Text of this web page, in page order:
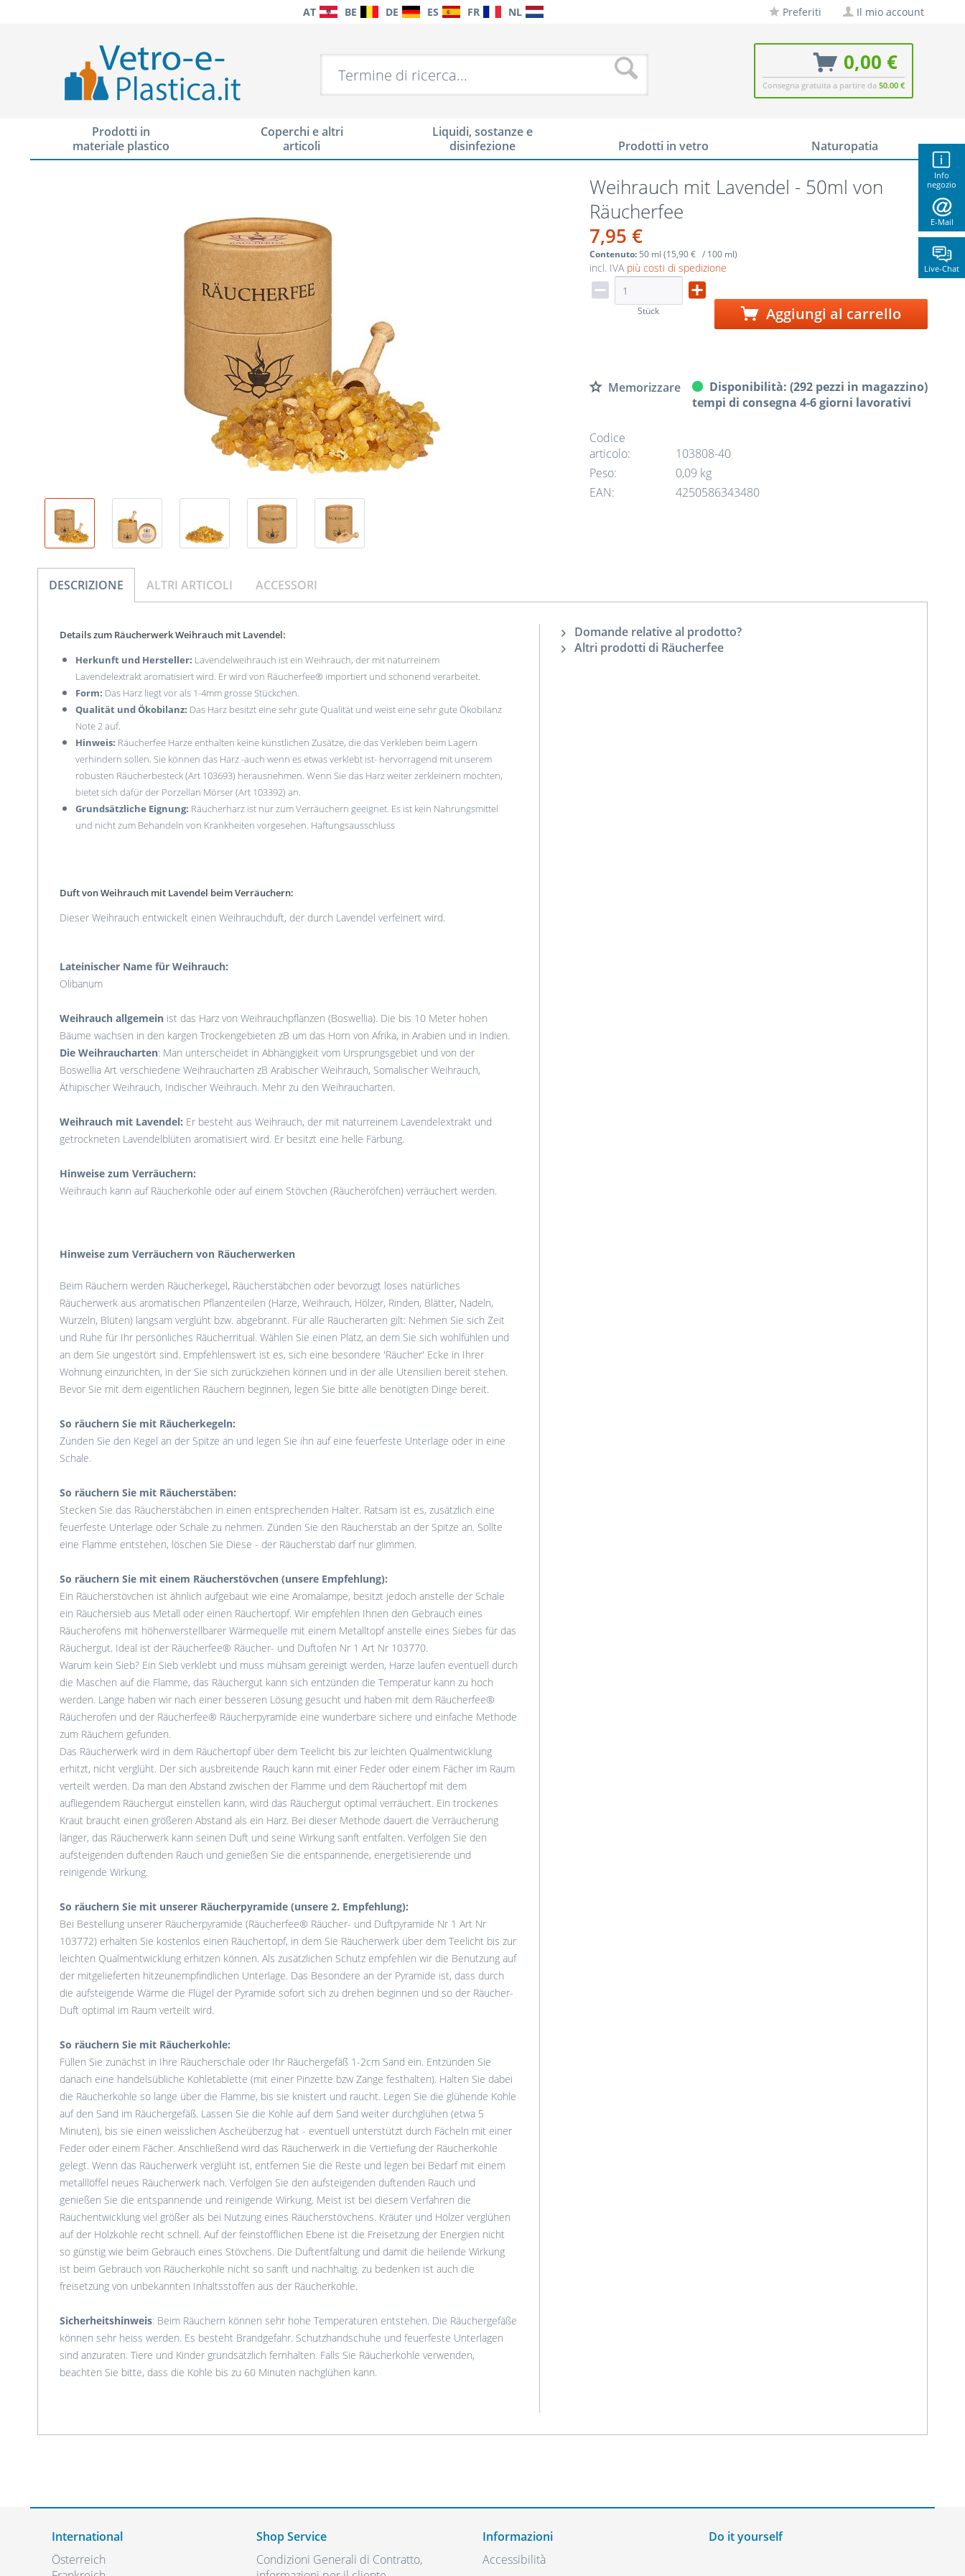
Info
negozio
E-Mail
Live-Chat
AT BE DE ES FR NL Preferiti Il mio account
0,00 €
Consegna gratuita a partire da 50.00 €
Prodotti in
materiale plastico
Coperchi e altri
articoli
Liquidi, sostanze e
disinfezione
Prodotti in vetro Naturopatia
Weihrauch mit Lavendel - 50ml von
Räucherfee
7,95 €
Contenuto: 50 ml (15,90 € / 100 ml)
incl. IVA più costi di spedizione
Stück Aggiungi al carrello
Memorizzare
Disponibilità: (292 pezzi in magazzino)
tempi di consegna 4-6 giorni lavorativi
Codice
articolo:
103808-40
Peso:
0,09 kg
EAN:
4250586343480
DESCRIZIONE ALTRI ARTICOLI ACCESSORI
Details zum Räucherwerk Weihrauch mit Lavendel:
Herkunft und Hersteller: Lavendelweihrauch ist ein Weihrauch, der mit naturreinem
Lavendelextrakt aromatisiert wird. Er wird von Räucherfee® importiert und schonend verarbeitet.
Form: Das Harz liegt vor als 1-4mm grosse Stückchen.
Qualität und Ökobilanz: Das Harz besitzt eine sehr gute Qualität und weist eine sehr gute Ökobilanz
Note 2 auf.
Hinweis: Räucherfee Harze enthalten keine künstlichen Zusätze, die das Verkleben beim Lagern
verhindern sollen. Sie können das Harz -auch wenn es etwas verklebt ist- hervorragend mit unserem
robusten Räucherbesteck (Art 103693) herausnehmen. Wenn Sie das Harz weiter zerkleinern möchten,
bietet sich dafür der Porzellan Mörser (Art 103392) an.
Grundsätzliche Eignung: Räucherharz ist nur zum Verräuchern geeignet. Es ist kein Nahrungsmittel
und nicht zum Behandeln von Krankheiten vorgesehen. Haftungsausschluss
Duft von Weihrauch mit Lavendel beim Verräuchern:
Dieser Weihrauch entwickelt einen Weihrauchduft, der durch Lavendel verfeinert wird.
Lateinischer Name für Weihrauch:
Olibanum
Weihrauch allgemein ist das Harz von Weihrauchpflanzen (Boswellia). Die bis 10 Meter hohen
Bäume wachsen in den kargen Trockengebieten zB um das Horn von Afrika, in Arabien und in Indien.
Die Weihraucharten: Man unterscheidet in Abhängigkeit vom Ursprungsgebiet und von der
Boswellia Art verschiedene Weihraucharten zB Arabischer Weihrauch, Somalischer Weihrauch,
Äthipischer Weihrauch, Indischer Weihrauch. Mehr zu den Weihraucharten.
Weihrauch mit Lavendel: Er besteht aus Weihrauch, der mit naturreinem Lavendelextrakt und
getrockneten Lavendelblüten aromatisiert wird. Er besitzt eine helle Färbung.
Hinweise zum Verräuchern:
Weihrauch kann auf Räucherkohle oder auf einem Stövchen (Räucheröfchen) verräuchert werden.
Hinweise zum Verräuchern von Räucherwerken
Beim Räuchern werden Räucherkegel, Räucherstäbchen oder bevorzugt loses natürliches
Räucherwerk aus aromatischen Pflanzenteilen (Harze, Weihrauch, Hölzer, Rinden, Blätter, Nadeln,
Wurzeln, Blüten) langsam verglüht bzw. abgebrannt. Für alle Räucherarten gilt: Nehmen Sie sich Zeit
und Ruhe für Ihr persönliches Räucherritual. Wählen Sie einen Platz, an dem Sie sich wohlfühlen und
an dem Sie ungestört sind. Empfehlenswert ist es, sich eine besondere 'Räucher' Ecke in Ihrer
Wohnung einzurichten, in der Sie sich zurückziehen können und in der alle Utensilien bereit stehen.
Bevor Sie mit dem eigentlichen Räuchern beginnen, legen Sie bitte alle benötigten Dinge bereit.
So räuchern Sie mit Räucherkegeln:
Zünden Sie den Kegel an der Spitze an und legen Sie ihn auf eine feuerfeste Unterlage oder in eine
Schale.
So räuchern Sie mit Räucherstäben:
Stecken Sie das Räucherstäbchen in einen entsprechenden Halter. Ratsam ist es, zusätzlich eine
feuerfeste Unterlage oder Schale zu nehmen. Zünden Sie den Räucherstab an der Spitze an. Sollte
eine Flamme entstehen, löschen Sie Diese - der Räucherstab darf nur glimmen.
So räuchern Sie mit einem Räucherstövchen (unsere Empfehlung):
Ein Räucherstövchen ist ähnlich aufgebaut wie eine Aromalampe, besitzt jedoch anstelle der Schale
ein Räuchersieb aus Metall oder einen Räuchertopf. Wir empfehlen Ihnen den Gebrauch eines
Räucherofens mit höhenverstellbarer Wärmequelle mit einem Metalltopf anstelle eines Siebes für das
Räuchergut. Ideal ist der Räucherfee® Räucher- und Duftofen Nr 1 Art Nr 103770.
Warum kein Sieb? Ein Sieb verklebt und muss mühsam gereinigt werden, Harze laufen eventuell durch
die Maschen auf die Flamme, das Räuchergut kann sich entzünden die Temperatur kann zu hoch
werden. Lange haben wir nach einer besseren Lösung gesucht und haben mit dem Räucherfee®
Räucherofen und der Räucherfee® Räucherpyramide eine wunderbare sichere und einfache Methode
zum Räuchern gefunden.
Das Räucherwerk wird in dem Räuchertopf über dem Teelicht bis zur leichten Qualmentwicklung
erhitzt, nicht verglüht. Der sich ausbreitende Rauch kann mit einer Feder oder einem Fächer im Raum
verteilt werden. Da man den Abstand zwischen der Flamme und dem Räuchertopf mit dem
aufliegendem Räuchergut einstellen kann, wird das Räuchergut optimal verräuchert. Ein trockenes
Kraut braucht einen größeren Abstand als ein Harz. Bei dieser Methode dauert die Verräucherung
länger, das Räucherwerk kann seinen Duft und seine Wirkung sanft entfalten. Verfolgen Sie den
aufsteigenden duftenden Rauch und genießen Sie die entspannende, energetisierende und
reinigende Wirkung.
So räuchern Sie mit unserer Räucherpyramide (unsere 2. Empfehlung):
Bei Bestellung unserer Räucherpyramide (Räucherfee® Räucher- und Duftpyramide Nr 1 Art Nr
103772) erhalten Sie kostenlos einen Räuchertopf, in dem Sie Räucherwerk über dem Teelicht bis zur
leichten Qualmentwicklung erhitzen können. Als zusätzlichen Schutz empfehlen wir die Benutzung auf
der mitgelieferten hitzeunempfindlichen Unterlage. Das Besondere an der Pyramide ist, dass durch
die aufsteigende Wärme die Flügel der Pyramide sofort sich zu drehen beginnen und so der Räucher-
Duft optimal im Raum verteilt wird.
So räuchern Sie mit Räucherkohle:
Füllen Sie zunächst in Ihre Räucherschale oder Ihr Räuchergefäß 1-2cm Sand ein. Entzünden Sie
danach eine handelsübliche Kohletablette (mit einer Pinzette bzw Zange festhalten). Halten Sie dabei
die Räucherkohle so lange über die Flamme, bis sie knistert und raucht. Legen Sie die glühende Kohle
auf den Sand im Räuchergefäß. Lassen Sie die Kohle auf dem Sand weiter durchglühen (etwa 5
Minuten), bis sie einen weisslichen Ascheüberzug hat - eventuell unterstützt durch Fächeln mit einer
Feder oder einem Fächer. Anschließend wird das Räucherwerk in die Vertiefung der Räucherkohle
gelegt. Wenn das Räucherwerk verglüht ist, entfernen Sie die Reste und legen bei Bedarf mit einem
metalllöffel neues Räucherwerk nach. Verfolgen Sie den aufsteigenden duftenden Rauch und
genießen Sie die entspannende und reinigende Wirkung. Meist ist bei diesem Verfahren die
Rauchentwicklung viel größer als bei Nutzung eines Räucherstövchens. Kräuter und Hölzer verglühen
auf der Holzkohle recht schnell. Auf der feinstofflichen Ebene ist die Freisetzung der Energien nicht
so günstig wie beim Gebrauch eines Stövchens. Die Duftentfaltung und damit die heilende Wirkung
ist beim Gebrauch von Räucherkohle nicht so sanft und nachhaltig. zu bedenken ist auch die
freisetzung von unbekannten Inhaltsstoffen aus der Räucherkohle.
Sicherheitshinweis: Beim Räuchern können sehr hohe Temperaturen entstehen. Die Räuchergefäße
können sehr heiss werden. Es besteht Brandgefahr. Schutzhandschuhe und feuerfeste Unterlagen
sind anzuraten. Tiere und Kinder grundsätzlich fernhalten. Falls Sie Räucherkohle verwenden,
beachten Sie bitte, dass die Kohle bis zu 60 Minuten nachglühen kann.
Domande relative al prodotto?
Altri prodotti di Räucherfee
International
Österreich
Shop Service
Condizioni Generali di Contratto,
Informazioni
Accessibilità
Do it yourself